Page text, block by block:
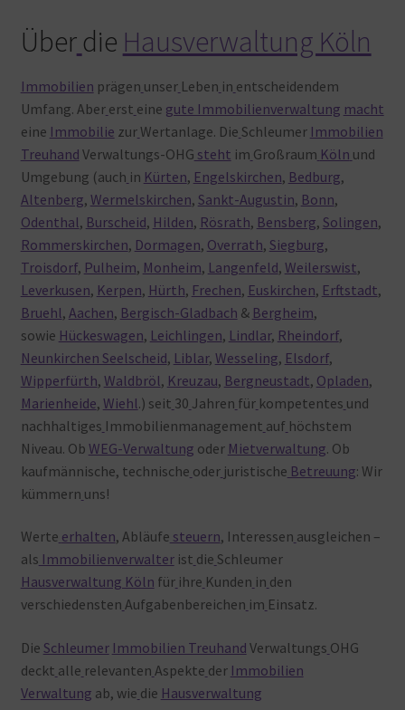
Über die Hausverwaltung Köln
Immobilien prägen unser Leben in entscheidendem
Umfang. Aber erst eine gute Immobilienverwaltung macht
eine Immobilie zur Wertanlage. Die Schleumer Immobilien
Treuhand Verwaltungs-OHG steht im Großraum Köln und
Umgebung (auch in Kürten, Engelskirchen, Bedburg,
Altenberg, Wermelskirchen, Sankt-Augustin, Bonn,
Odenthal, Burscheid, Hilden, Rösrath, Bensberg, Solingen,
Rommerskirchen, Dormagen, Overrath, Siegburg,
Troisdorf, Pulheim, Monheim, Langenfeld, Weilerswist,
Leverkusen, Kerpen, Hürth, Frechen, Euskirchen, Erftstadt,
Bruehl, Aachen, Bergisch-Gladbach & Bergheim,
sowie Hückeswagen, Leichlingen, Lindlar, Rheindorf,
Neunkirchen Seelscheid, Liblar, Wesseling, Elsdorf,
Wipperfürth, Waldbröl, Kreuzau, Bergneustadt, Opladen,
Marienheide, Wiehl.) seit 30 Jahren für kompetentes und
nachhaltiges Immobilienmanagement auf höchstem
Niveau. Ob WEG-Verwaltung oder Mietverwaltung. Ob
kaufmännische, technische oder juristische Betreuung: Wir
kümmern uns!
Werte erhalten, Abläufe steuern, Interessen ausgleichen –
als Immobilienverwalterist die Schleumer
Hausverwaltung Köln für ihre Kunden in den
verschiedensten Aufgabenbereichen im Einsatz.
Die Schleumer Immobilien Treuhand Verwaltungs OHG
deckt alle relevanten Aspekte der Immobilien
Verwaltung ab, wie die Hausverwaltung